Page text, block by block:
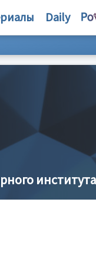
Daily
института